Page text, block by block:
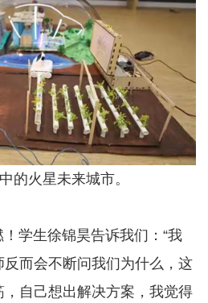
的火星未来城市。
生徐锦昊告诉我们：“我
而会不断问我们为什么，这
自己想出解决方案，我觉得